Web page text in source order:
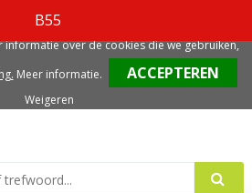
B55
0
beste gebruikerservaring, adviseren we deze
informatie over de cookies die we gebruiken,
Meer informatie.
Weigeren